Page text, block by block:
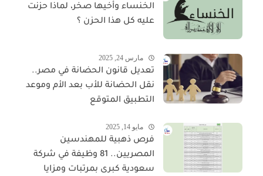
الخنساء وأخيها صخر، لماذا حزنت
عليه كل هذا الحزن ؟
مارس 24, 2025
تعديل قانون الحضانة في مصر..
نقل الحضانة للأب بعد الأم وموعد
التطبيق المتوقع
مايو 14, 2025
فرص ذهبية للمهندسين
المصريين.. 81 وظيفة في شركة
سعودية كبرى بمرتبات ومزايا